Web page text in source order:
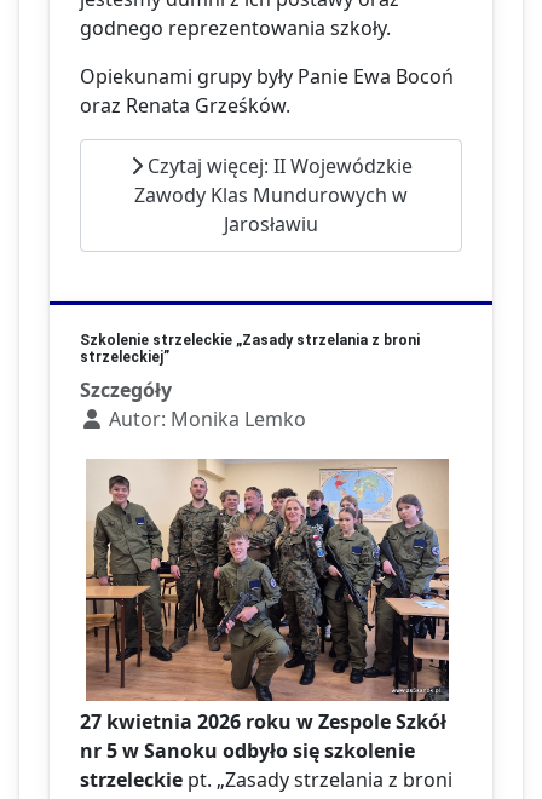
godnego reprezentowania szkoły.
Opiekunami grupy były Panie Ewa Bocoń
oraz Renata Grześków.
Czytaj więcej: II Wojewódzkie
Zawody Klas Mundurowych w
Jarosławiu
Szkolenie strzeleckie „Zasady strzelania z broni
strzeleckiej”
Szczegóły
Autor: Monika Lemko
27 kwietnia 2026 roku w Zespole Szkół
nr 5 w Sanoku odbyło się szkolenie
strzeleckie pt. „Zasady strzelania z broni